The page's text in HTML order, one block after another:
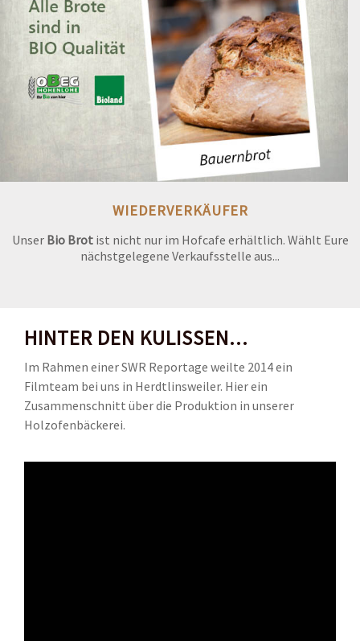
WIEDERVERKÄUFER
Unser Bio Brotist nicht nur im Hofcafe erhältlich. Wählt Eure
nächstgelegene Verkaufsstelle aus...
HINTER DEN KULISSEN...
Im Rahmen einer SWR Reportage weilte 2014 ein
Filmteam bei uns in Herdtlinsweiler. Hier ein
Zusammenschnitt über die Produktion in unserer
Holzofenbäckerei.